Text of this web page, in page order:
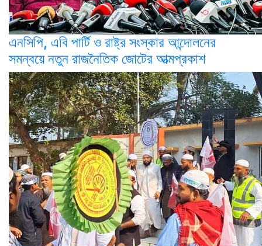
এনসিপি, এবি পার্টি ও রাষ্ট্র সংস্কার আন্দোলনের
সমন্বয়ে নতুন রাজনৈতিক জোটের আত্মপ্রকাশ